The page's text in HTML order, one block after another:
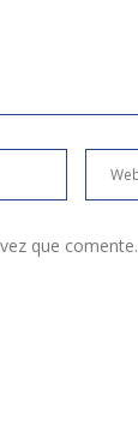
que comente.